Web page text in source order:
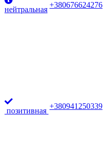
нейтральная
+380676624276
позитивная
+380941250339